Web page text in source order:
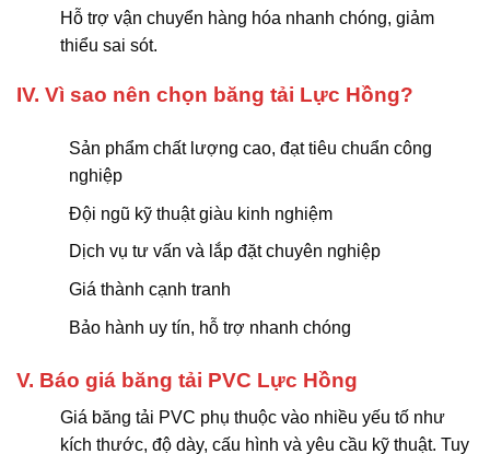
Hỗ trợ vận chuyển hàng hóa nhanh chóng, giảm
thiểu sai sót.
IV. Vì sao nên chọn băng tải Lực Hồng?
Sản phẩm chất lượng cao, đạt tiêu chuẩn công
nghiệp
Đội ngũ kỹ thuật giàu kinh nghiệm
Dịch vụ tư vấn và lắp đặt chuyên nghiệp
Giá thành cạnh tranh
Bảo hành uy tín, hỗ trợ nhanh chóng
V. Báo giá băng tải PVC Lực Hồng
Giá băng tải PVC phụ thuộc vào nhiều yếu tố như
kích thước, độ dày, cấu hình và yêu cầu kỹ thuật. Tuy